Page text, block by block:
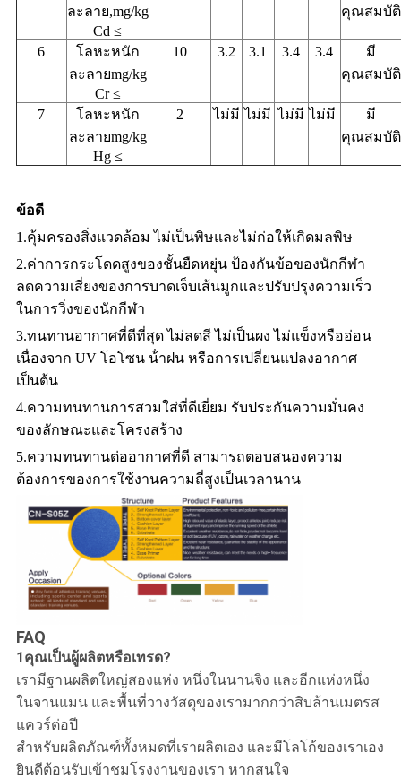
ละลาย,mg/kg
Cd ≤
คุณสมบัติ
6
โลหะหนัก
ละลายmg/kg
Cr ≤
10 3.2 3.1 3.4 3.4
มี
คุณสมบัติ
7
โลหะหนัก
ละลายmg/kg
Hg ≤
2 ไม่มี ไม่มี ไม่มี ไม่มี
มี
คุณสมบัติ
ข้อดี
1.คุ้มครองสิ่งแวดล้อม ไม่เป็นพิษและไม่ก่อให้เกิดมลพิษ
2.ค่าการกระโดดสูงของชั้นยืดหยุ่น ป้องกันข้อของนักกีฬา
ลดความเสี่ยงของการบาดเจ็บเส้นมูกและปรับปรุงความเร็ว
ในการวิ่งของนักกีฬา
3.ทนทานอากาศที่ดีที่สุด ไม่ลดสี ไม่เป็นผง ไม่แข็งหรืออ่อน
เนื่องจาก UV โอโซน น้ําฝน หรือการเปลี่ยนแปลงอากาศ
เป็นต้น
4.ความทนทานการสวมใส่ที่ดีเยี่ยม รับประกันความมั่นคง
ของลักษณะและโครงสร้าง
5.ความทนทานต่ออากาศที่ดี สามารถตอบสนองความ
ต้องการของการใช้งานความถี่สูงเป็นเวลานาน
FAQ
1คุณเป็นผู้ผลิตหรือเทรด?
เรามีฐานผลิตใหญ่สองแห่ง หนึ่งในนานจิง และอีกแห่งหนึ่ง
ในจานแมน และพื้นที่วางวัสดุของเรามากกว่าสิบล้านเมตรส
แควร์ต่อปี
สําหรับผลิตภัณฑ์ทั้งหมดที่เราผลิตเอง และมีโลโก้ของเราเอง
ยินดีต้อนรับเข้าชมโรงงานของเรา หากสนใจ